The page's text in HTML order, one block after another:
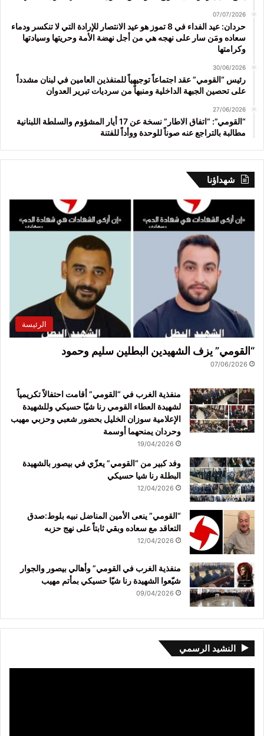
07/07/2026
حردان: عيد الفداء في 8 تموز هو عيد الانتصار للإرادة التي لا تنكسر ودماء
سعاده ومَن سار على نهجه هي من أجل نهضة الأمة وحريتها وسيادتها
وكرامتها
30/06/2026
رئيس “القومي” عقد اجتماعاً توجيهياً للمنفذين العامين في لبنان مشدداً
على تحصين الجبهة الداخلية ومنبهاً من سرديات تبرير العدوان
27/06/2026
“القومي”: “اتفاق الاطار” نسخة عن 17 أيار المشؤوم والسلطة اللبنانية
مطالبة بالتراجع عنه صوناً للوحدة ووأداً للفتنة
شهداؤنا
الرئيسة
“القومي” يزف الشهيدين البطلين سليم وحمود
07/06/2026
منفذية الغرب في “القومي” أقامت احتفالاً تكريمياً
لشهيدة العطاء القومي رنا شيّا حسيكي وللشهيدة
الإعلامية سوزان الخليل بحضور شعبي وحزبي مهيب
وحردان يمنحهما أوسمة
19/04/2026
وفد كبير من “القومي” يعزّي في بيصور بالشهيدة
البطلة رنا شيا حسيكي
12/04/2026
“القومي” ينعى الأمين المناضل نبيه بلوط:صدق
التعاقد مع سعاده وبقي ثابتاً على نهج حزبه
12/04/2026
منفذية الغرب في القومي” وأهالي بيصور والجوار
شيّعوا الشهيدة رنا شيّا حسيكي بمأتم مهيب
09/04/2026
النشيد الرسمي